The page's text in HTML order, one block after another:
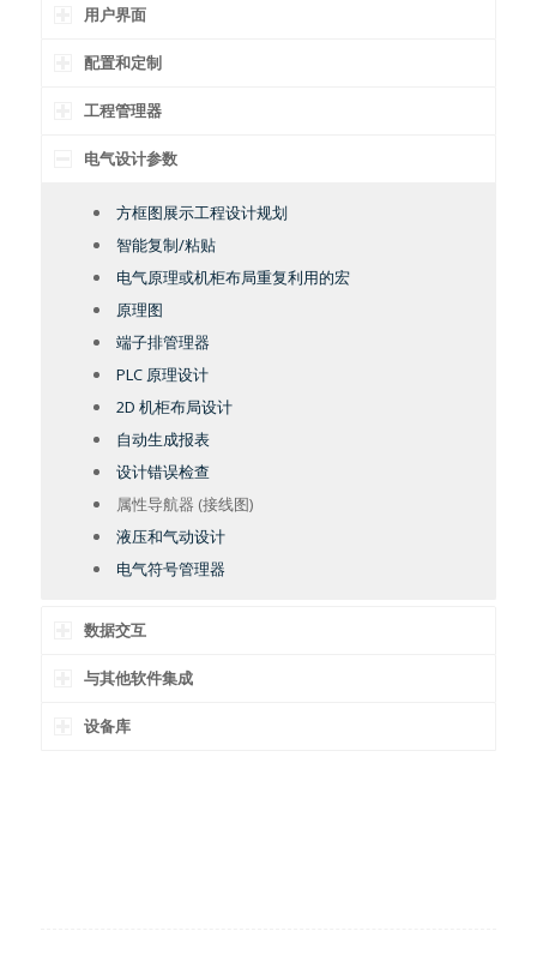
用户界面
配置和定制
工程管理器
电气设计参数
方框图展示工程设计规划
智能复制/粘贴
电气原理或机柜布局重复利用的宏
原理图
端子排管理器
PLC 原理设计
2D 机柜布局设计
自动生成报表
设计错误检查
属性导航器 (接线图)
液压和气动设计
电气符号管理器
数据交互
与其他软件集成
设备库